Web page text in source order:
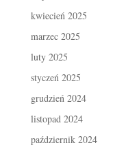
kwiecień 2025
marzec 2025
luty 2025
styczeń 2025
grudzień 2024
listopad 2024
październik 2024